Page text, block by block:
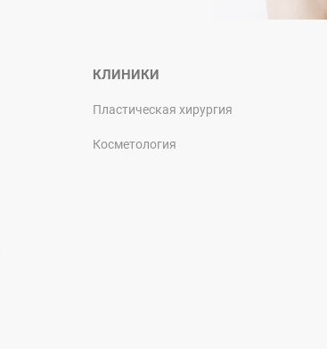
КЛИНИКИ
Пластическая хирургия
Косметология